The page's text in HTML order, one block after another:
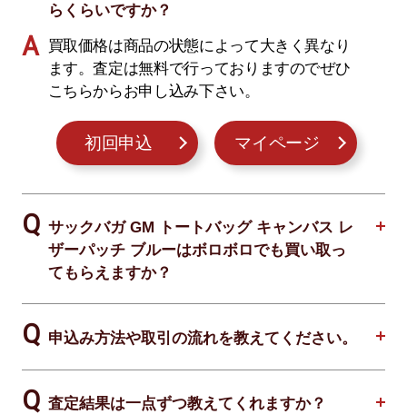
らくらいですか？
買取価格は商品の状態によって大きく異なり
ます。査定は無料で行っておりますのでぜひ
こちらからお申し込み下さい。
初回申込 マイページ
サックバガ GM トートバッグ キャンバス レ
ザーパッチ ブルーはボロボロでも買い取っ
てもらえますか？
申込み方法や取引の流れを教えてください。
査定結果は一点ずつ教えてくれますか？